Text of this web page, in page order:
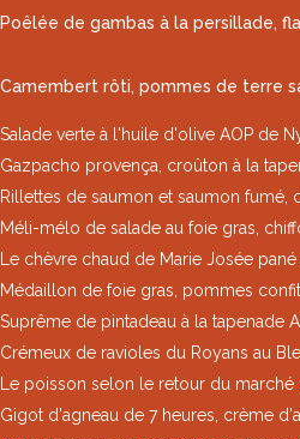
Poêlée de gambas à la persillade,
Camembert rôti, pommes de terre
Salade verte à l'huile d'olive AOP de
Gazpacho provença, croûton à la
Rillettes de saumon et saumon fumé,
Méli-mélo de salade au foie gras,
Le chèvre chaud de Marie Josée
Médaillon de foie gras, pommes
Suprême de pintadeau à la tapenade
Crémeux de ravioles du Royans au
Le poisson selon le retour du marché
Gigot d'agneau de 7 heures, crème